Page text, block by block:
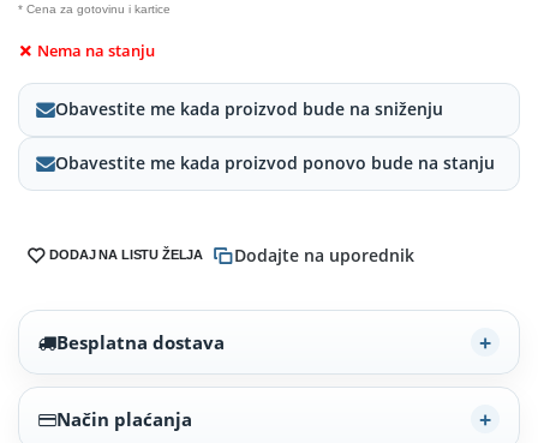
* Cena za gotovinu i kartice
Nema na stanju
Obavestite me kada proizvod bude na sniženju
Obavestite me kada proizvod ponovo bude na stanju
DODAJ NA LISTU ŽELJA Dodajte na uporednik
Besplatna dostava
Način plaćanja